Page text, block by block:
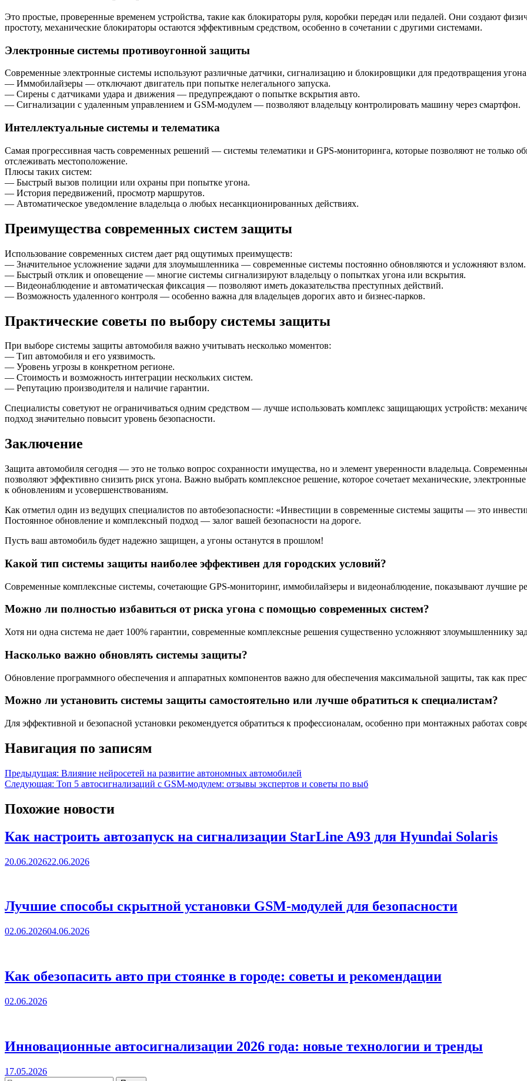
Это простые, проверенные временем устройства, такие как блокираторы руля, коробки передач или педалей. Они создают
простоту, механические блокираторы остаются эффективным средством, особенно в сочетании с другими системами.
Электронные системы противоугонной защиты
Современные электронные системы используют различные датчики, сигнализацию и блокировщики для предотвращения
— Иммобилайзеры — отключают двигатель при попытке нелегального запуска.
— Сирены с датчиками удара и движения — предупреждают о попытке вскрытия авто.
— Сигнализации с удаленным управлением и GSM-модулем — позволяют владельцу контролировать машину через смартфон.
Интеллектуальные системы и телематика
Самая прогрессивная часть современных решений — системы телематики и GPS-мониторинга, которые позволяют не только
отслеживать местоположение.
Плюсы таких систем:
— Быстрый вызов полиции или охраны при попытке угона.
— История передвижений, просмотр маршрутов.
— Автоматическое уведомление владельца о любых несанкционированных действиях.
Преимущества современных систем защиты
Использование современных систем дает ряд ощутимых преимуществ:
— Значительное усложнение задачи для злоумышленника — современные системы постоянно обновляются и усложняют взлом.
— Быстрый отклик и оповещение — многие системы сигнализируют владельцу о попытках угона или вскрытия.
— Видеонаблюдение и автоматическая фиксация — позволяют иметь доказательства преступных действий.
— Возможность удаленного контроля — особенно важна для владельцев дорогих авто и бизнес-парков.
Практические советы по выбору системы защиты
При выборе системы защиты автомобиля важно учитывать несколько моментов:
— Тип автомобиля и его уязвимость.
— Уровень угрозы в конкретном регионе.
— Стоимость и возможность интеграции нескольких систем.
— Репутацию производителя и наличие гарантии.
Специалисты советуют не ограничиваться одним средством — лучше использовать комплекс защищающих устройств:
подход значительно повысит уровень безопасности.
Заключение
Защита автомобиля сегодня — это не только вопрос сохранности имущества, но и элемент уверенности владельца.
позволяют эффективно снизить риск угона. Важно выбрать комплексное решение, которое сочетает механические,
к обновлениям и усовершенствованиям.
Как отметил один из ведущих специалистов по автобезопасности: «Инвестиции в современные системы защиты — это
Постоянное обновление и комплексный подход — залог вашей безопасности на дороге.
Пусть ваш автомобиль будет надежно защищен, а угоны останутся в прошлом!
Какой тип системы защиты наиболее эффективен для городских условий?
Современные комплексные системы, сочетающие GPS-мониторинг, иммобилайзеры и видеонаблюдение, показывают лучшие
Можно ли полностью избавиться от риска угона с помощью современных систем?
Хотя ни одна система не дает 100% гарантии, современные комплексные решения существенно усложняют злоумышленнику
Насколько важно обновлять системы защиты?
Обновление программного обеспечения и аппаратных компонентов важно для обеспечения максимальной защиты, так как
Можно ли установить системы защиты самостоятельно или лучше обратиться к специалистам?
Для эффективной и безопасной установки рекомендуется обратиться к профессионалам, особенно при монтажных работах
Навигация по записям
Предыдущая: Влияние нейросетей на развитие автономных автомобилей
Следующая: Топ 5 автосигнализаций с GSM-модулем: отзывы экспертов и советы по выб
Похожие новости
Как настроить автозапуск на сигнализации StarLine A93 для Hyundai Solaris
20.06.202622.06.2026
Лучшие способы скрытной установки GSM-модулей для безопасности
02.06.202604.06.2026
Как обезопасить авто при стоянке в городе: советы и рекомендации
02.06.2026
Инновационные автосигнализации 2026 года: новые технологии и тренды
17.05.2026